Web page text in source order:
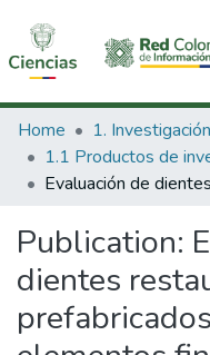
Communities &
All of DSpace
Home
Publication:
dientes